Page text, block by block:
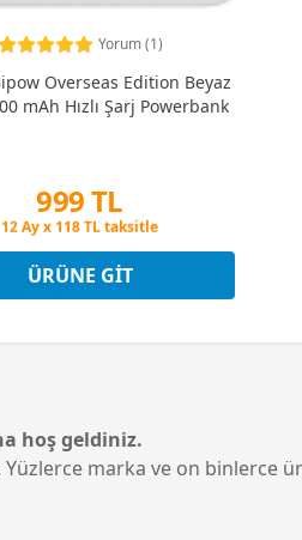
Yorum (1)
Overseas Edition Beyaz
mAh Hızlı Şarj Powerbank
999 TL
Peşin Fiyatına 3 Taksit
12 Ay x 118 TL taksitle
Peşin Fiyatına 3 Taksit
ÜRÜNE GIT
hoş geldiniz.
marka ve on binlerce